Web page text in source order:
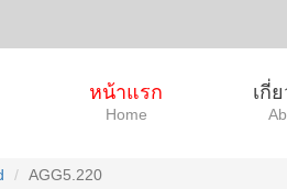
หน้าแรก
Home
เกี่
AGG5.220